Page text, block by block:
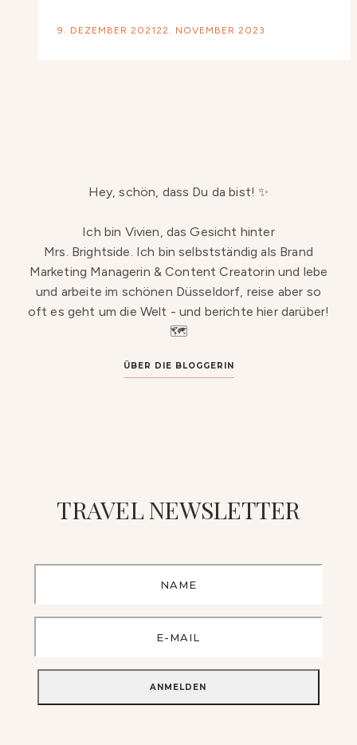
9. DEZEMBER 2021 22. NOVEMBER 2023
Hey, schön, dass Du da bist! ✨
Ich bin Vivien, das Gesicht hinter
Mrs. Brightside. Ich bin selbstständig als Brand
Marketing Managerin & Content Creatorin und lebe
und arbeite im schönen Düsseldorf, reise aber so
oft es geht um die Welt - und berichte hier darüber!
🗺️
ÜBER DIE BLOGGERIN
TRAVEL NEWSLETTER